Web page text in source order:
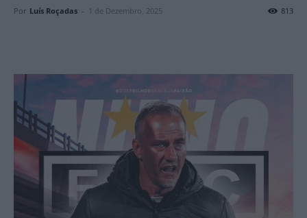
Por Luís Roçadas - 1 de Dezembro, 2025 813